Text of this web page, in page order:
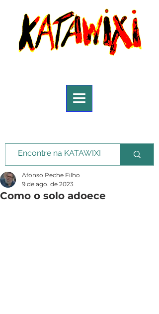
Como o solo adoece
Afonso Peche Filho
9 de ago. de 2023